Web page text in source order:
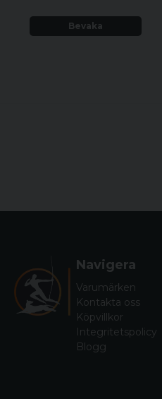
Bevaka
Navigera
Varumärken
Kontakta oss
Köpvillkor
Integritetspolicy
Blogg